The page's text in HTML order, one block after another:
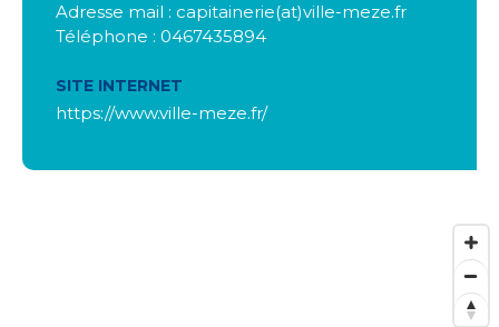
Adresse mail : capitainerie(at)ville-meze.fr
Téléphone : 0467435894
SITE INTERNET
https://www.ville-meze.fr/